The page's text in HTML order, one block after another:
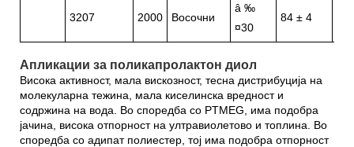
3207 2000 Восочни
â ‰
¤30
84 ± 4
Апликации за поликапролактон диол
Висока активност, мала вискозност, тесна дистрибуција на
молекуларна тежина, мала киселинска вредност и
содржина на вода. Во споредба со PTMEG, има подобра
јачина, висока отпорност на ултравиолетово и топлина. Во
споредба со адипат полиестер, тој има подобра отпорност